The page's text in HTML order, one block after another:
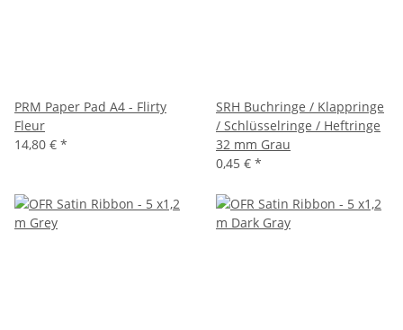
PRM Paper Pad A4 - Flirty
Fleur
14,80 € *
SRH Buchringe / Klappringe
/ Schlüsselringe / Heftringe
32 mm Grau
0,45 € *